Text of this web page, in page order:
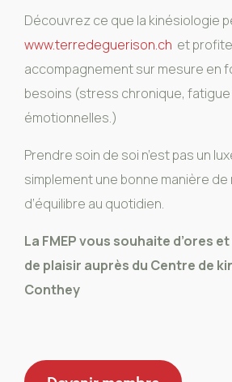
Découvrez ce que la kinésiologie
www.terredeguerison.ch et
accompagnement sur mesure en
besoins (stress chronique,
émotionnelles.)
Prendre soin de soi n’est pas un
simplement une bonne manière
d’équilibre au quotidien.
La FMEP vous souhaite d’ores
de plaisir auprès du Centre de
Conthey